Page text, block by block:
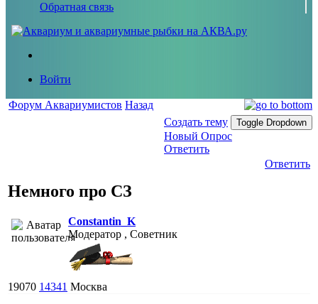
Обратная связь
Войти
Форум Аквариумистов Назад
Создать тему
Toggle Dropdown
Новый Опрос
Ответить
Ответить
Немного про СЗ
Constantin_K
Модератор , Советник
19070 14341 Москва